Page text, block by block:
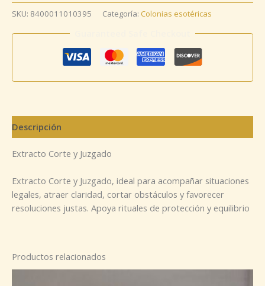
SKU: 8400011010395 Categoría: Colonias esotéricas
Descripción
Extracto Corte y Juzgado
Extracto Corte y Juzgado, ideal para acompañar situaciones
legales, atraer claridad, cortar obstáculos y favorecer
resoluciones justas. Apoya rituales de protección y equilibrio
Productos relacionados